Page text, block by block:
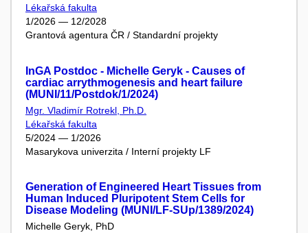
Lékařská fakulta
1/2026 — 12/2028
Grantová agentura ČR / Standardní projekty
InGA Postdoc - Michelle Geryk - Causes of
cardiac arrythmogenesis and heart failure
(MUNI/11/Postdok/1/2024)
Mgr. Vladimír Rotrekl, Ph.D.
Lékařská fakulta
5/2024 — 1/2026
Masarykova univerzita / Interní projekty LF
Generation of Engineered Heart Tissues from
Human Induced Pluripotent Stem Cells for
Disease Modeling (MUNI/LF-SUp/1389/2024)
Michelle Geryk, PhD